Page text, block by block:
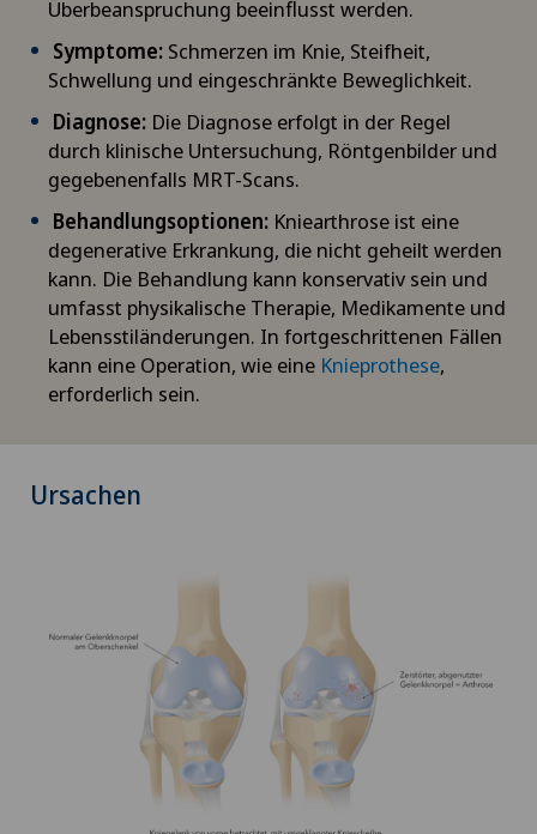
Überbeanspruchung beeinflusst werden.
Symptome: Schmerzen im Knie, Steifheit,
Schwellung und eingeschränkte Beweglichkeit.
Diagnose: Die Diagnose erfolgt in der Regel
durch klinische Untersuchung, Röntgenbilder und
gegebenenfalls MRT-Scans.
Behandlungsoptionen: Kniearthrose ist eine
degenerative Erkrankung, die nicht geheilt werden
kann. Die Behandlung kann konservativ sein und
umfasst physikalische Therapie, Medikamente und
Lebensstiländerungen. In fortgeschrittenen Fällen
kann eine Operation, wie eine Knieprothese,
erforderlich sein.
Ursachen